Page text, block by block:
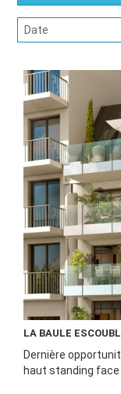
Date
LA BAULE
Dernière
haut standing face